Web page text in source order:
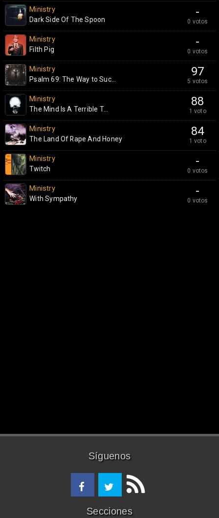
-
0 votos
Ministry
Dark Side Of The Spoon
-
0 votos
Ministry
Filth Pig
97
5 votos
Ministry
Psalm 69: The Way to Suc...
88
1 voto
Ministry
The Mind Is A Terrible T...
84
1 voto
Ministry
The Land Of Rape And Honey
-
0 votos
Ministry
Twitch
-
0 votos
Ministry
With Sympathy
Síguenos
Secciones